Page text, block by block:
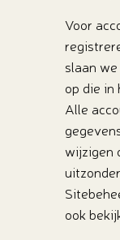
Voor
slaan
op die in
Alle
wijzigen
ook